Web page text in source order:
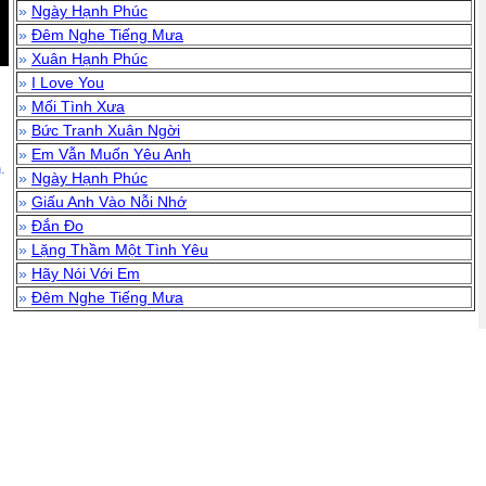
» Ngày Hạnh Phúc
» Đêm Nghe Tiếng Mưa
» Xuân Hạnh Phúc
» I Love You
» Mối Tình Xưa
» Bức Tranh Xuân Ngời
» Em Vẫn Muốn Yêu Anh
» Ngày Hạnh Phúc
» Giấu Anh Vào Nỗi Nhớ
» Đắn Đo
» Lặng Thầm Một Tình Yêu
» Hãy Nói Với Em
» Đêm Nghe Tiếng Mưa